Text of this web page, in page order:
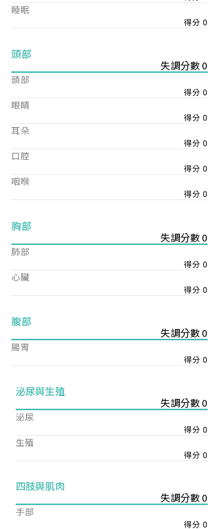
睡眠
得分 0
頭部
失調分數 0
頭部
得分 0
眼睛
得分 0
耳朵
得分 0
口腔
得分 0
咽喉
得分 0
胸部
失調分數 0
肺部
得分 0
心臟
得分 0
腹部
失調分數 0
腸胃
得分 0
泌尿與生殖
失調分數 0
泌尿
得分 0
生殖
得分 0
四肢與肌肉
失調分數 0
手部
得分 0
您已成功送出會員申請
您好，您的會員申請，已成功送出，經本協會理事
會審核通過後即通知您進行繳費，繳費資訊如下